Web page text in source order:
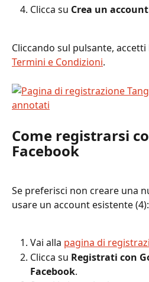
Clicca su Crea un
Cliccando sul pulsante, accetti
Termini e Condizioni.
Come registrarsi
Facebook
Se preferisci non creare una
usare un account esistente (4):
Vai alla pagina di
Clicca su Registrati con
Facebook.